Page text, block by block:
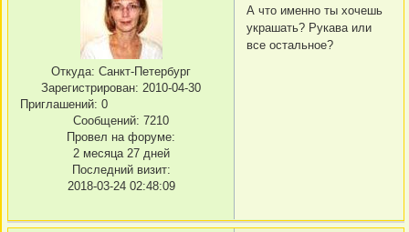
Откуда: Санкт-Петербург
Зарегистрирован: 2010-04-30
Приглашений: 0
Сообщений: 7210
Провел на форуме:
2 месяца 27 дней
Последний визит:
2018-03-24 02:48:09
А что именно ты хочешь
украшать? Рукава или
все остальное?